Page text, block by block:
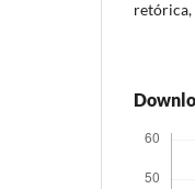
retórica,